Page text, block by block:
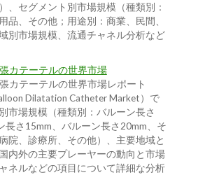
、セグメント別市場規模（種類別：
品、その他；用途別：商業、民間、
別市場規模、流通チャネル分析など
カテーテルの世界市場
カテーテルの世界市場レポート
Dilatation Catheter Market）で
市場規模（種類別：バルーン長さ
長さ15mm、バルーン長さ20mm、そ
院、診療所、その他）、主要地域と
内外の主要プレーヤーの動向と市場
ネルなどの項目について詳細な分析